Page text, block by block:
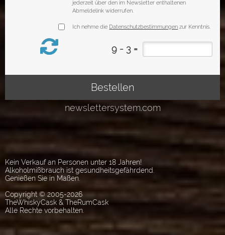
Kein Verkauf an Personen unter 18 Jahren!
Alkoholmißbrauch ist gesundheitsgefährdend.
Genießen Sie in Maßen.
Copyright © 2005-2026
TheWhiskyCask & TheRumCask
Alle Rechte vorbehalten.